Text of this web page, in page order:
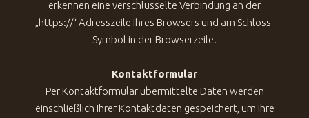
erkennen eine verschlüsselte Verbindung an der
„https://“ Adresszeile Ihres Browsers und am Schloss-
Symbol in der Browserzeile.
Kontaktformular
Per Kontaktformular übermittelte Daten werden
einschließlich Ihrer Kontaktdaten gespeichert, um Ihre